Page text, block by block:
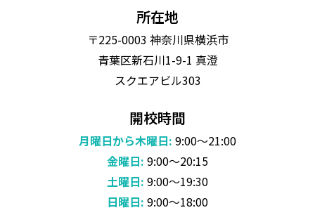
所在地
〒225-0003 神奈川県横浜市
青葉区新石川1-9-1 真澄
スクエアビル303
開校時間
月曜日から木曜日: 9:00～21:00
金曜日: 9:00～20:15
土曜日: 9:00～19:30
日曜日: 9:00～18:00